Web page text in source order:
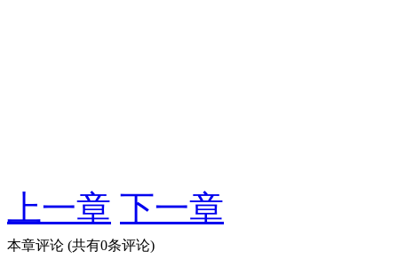
上一章 下一章
本章评论 (共有0条评论)